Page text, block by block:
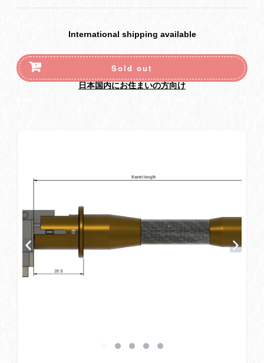
International shipping available
Sold out
日本国内にお住まいの方向け